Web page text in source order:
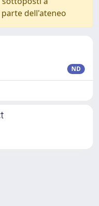
dell'ateneo
ND